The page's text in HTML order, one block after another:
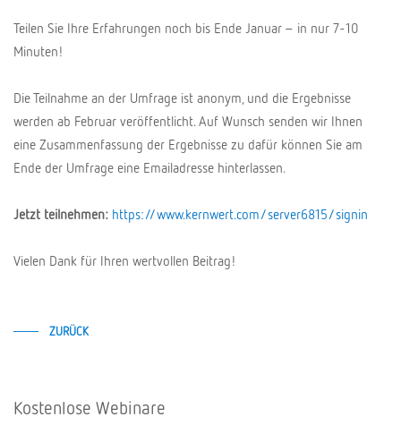
Teilen Sie Ihre Erfahrungen noch bis Ende Januar – in nur 7-10
Minuten!
Die Teilnahme an der Umfrage ist anonym, und die Ergebnisse
werden ab Februar veröffentlicht. Auf Wunsch senden wir Ihnen
eine Zusammenfassung der Ergebnisse zu dafür können Sie am
Ende der Umfrage eine Emailadresse hinterlassen.
Jetzt teilnehmen: https://www.kernwert.com/server6815/signin
Vielen Dank für Ihren wertvollen Beitrag!
ZURÜCK
Kostenlose Webinare